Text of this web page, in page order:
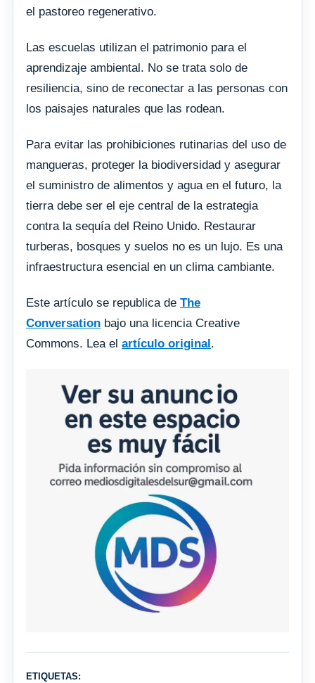
el pastoreo regenerativo.
Las escuelas utilizan el patrimonio para el
aprendizaje ambiental. No se trata solo de
resiliencia, sino de reconectar a las personas con
los paisajes naturales que las rodean.
Para evitar las prohibiciones rutinarias del uso de
mangueras, proteger la biodiversidad y asegurar
el suministro de alimentos y agua en el futuro, la
tierra debe ser el eje central de la estrategia
contra la sequía del Reino Unido. Restaurar
turberas, bosques y suelos no es un lujo. Es una
infraestructura esencial en un clima cambiante.
Este artículo se republica de The
Conversation bajo una licencia Creative
Commons. Lea el artículo original .
ETIQUETAS: